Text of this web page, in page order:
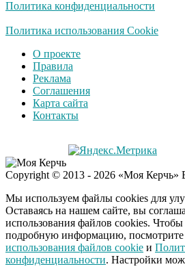
Ролик длится
смеяться вы будете
Королева вагона
отожгла! Видео не
оставит равнодушным
Борисовой душил ее
из-за макарон
i
Забывший о
патриотизме
Плющенко отправляет
Политика конфиденциальности
Политика использования Cookie
О проекте
Правила
Реклама
Соглашения
Карта сайта
Контакты
Copyright © 2013 - 2026 «Моя Керчь»
Мы используем файлы cookies для
Оставаясь на нашем сайте, вы
использования файлов cookies. Чтобы
подробную информацию,
использования файлов cookie и
конфиденциальности. Настройки